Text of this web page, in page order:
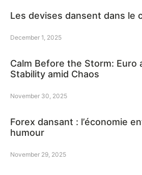
Les devises dansent dans le
December 1, 2025
Calm Before the Storm: Euro
Stability amid Chaos
November 30, 2025
Forex dansant : l’économie
humour
November 29, 2025